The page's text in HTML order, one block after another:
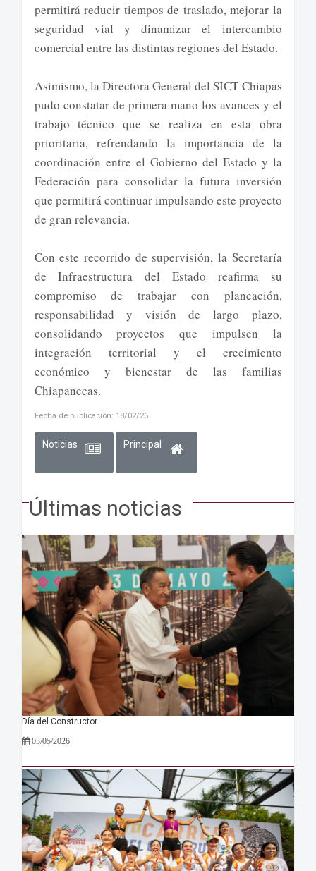
permitirá reducir tiempos de traslado, mejorar la
seguridad vial y dinamizar el intercambio
comercial entre las distintas regiones del Estado.
Asimismo, la Directora General del SICT Chiapas
pudo constatar de primera mano los avances y el
trabajo técnico que se realiza en esta obra
prioritaria, refrendando la importancia de la
coordinación entre el Gobierno del Estado y la
Federación para consolidar la futura inversión
que permitirá continuar impulsando este proyecto
de gran relevancia.
Con este recorrido de supervisión, la Secretaría
de Infraestructura del Estado reafirma su
compromiso de trabajar con planeación,
responsabilidad y visión de largo plazo,
consolidando proyectos que impulsen la
integración territorial y el crecimiento
económico y bienestar de las familias
Chiapanecas.
Fecha de publicación: 18/02/26
Noticias Principal
Últimas noticias
Día del Constructor
03/05/2026